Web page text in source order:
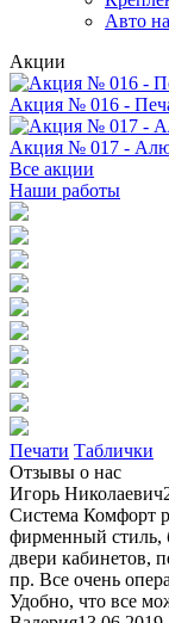
Авто
Акции
Акция № 016 -
Акция № 017 -
Все акции
Наши работы
Печати Таблички
Отзывы о нас
Игорь Николаевич
Система Комфорт
фирменный стиль,
двери кабинетов,
пр. Все очень
Удобно, что все